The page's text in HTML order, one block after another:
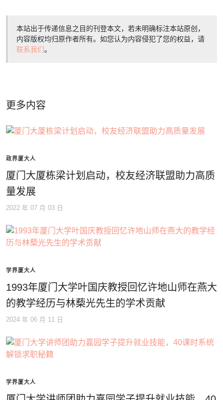
本站出于传递信息之目的刊登本文，若未明确标注本站原创，
内容版权均归原作者所有。如您认为内容侵犯了您的权益，请
联系我们。
更多内容
政界厦大人
厦门大厦栋梁计划启动，校友经济联盟助力高质
量发展
2022 年 07 月 03 日
学界厦大人
1993年厦门大学叶国庆教授回忆许地山师在燕大
的教学经历与林蔾光先生的学术贡献
2024 年 06 月 11 日
学界厦大人